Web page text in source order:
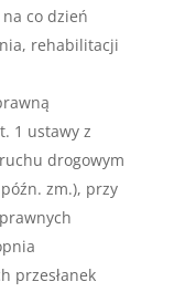
na co dzień
rehabilitacji
1 ustawy z
drogowym
zm.), przy
przesłanek